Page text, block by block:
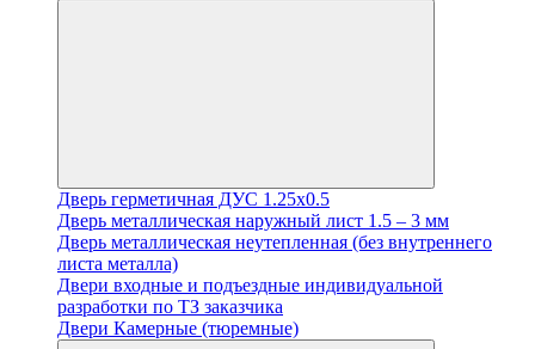
Дверь герметичная ДУС 1.25х0.5
Дверь металлическая наружный лист 1.5 – 3 мм
Дверь металлическая неутепленная (без внутреннего
листа металла)
Двери входные и подъездные индивидуальной
разработки по ТЗ заказчика
Двери Камерные (тюремные)